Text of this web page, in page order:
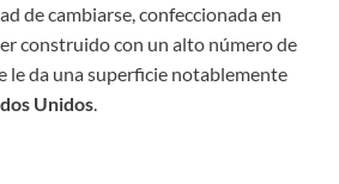
de cambiarse, confeccionada en
construido con un alto número de
le da una superficie notablemente
Unidos